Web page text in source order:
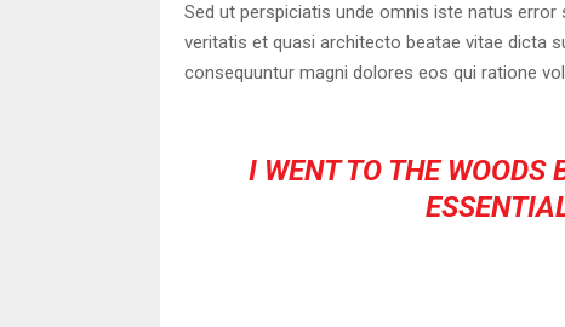
Sed ut perspiciatis unde omnis iste natus
veritatis et quasi architecto beatae vitae dicta
consequuntur magni dolores eos qui ratione
I WENT TO THE WOODS